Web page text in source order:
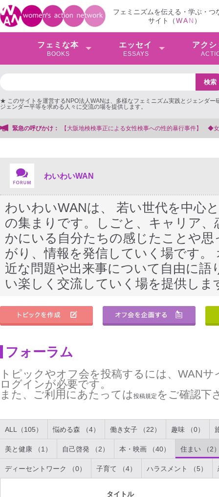
フェミニズムを伝える・学ぶ・つ
サイト（WAN ）
フェミな本
BOOKS
エッセイ
ESSAYS
アクシ
★ このサイトを運営するNPO法人WANは、多様なフェミニズム実践とジェンダー
ジェンダー平等を求める人々に交流の場を提供します。
緊急の呼びかけ：
わいわいWAN
わいわいWANは、 若い世代を中心
の集まりです。しごと、キャリア
かにいる自分たちの感じたことや
がり、情報を発信していく場です
近な問題や出来事について自由に
い楽しく交流していく場を提供しま
フォーラム
トピックやオフ会を投稿するには、WAN
ログインが必要です。
また、ご利用にあたっては 投稿規定 をご確認下
ALL（105） 悩める森 （4） 働き女子 （22） 趣味 （0）
美と健康 （1） 自己啓発 （2） 本・映画 （40） 住まい （2
ディーセントワーク （0） 子育て （4） ハラスメント （5）
タイトル